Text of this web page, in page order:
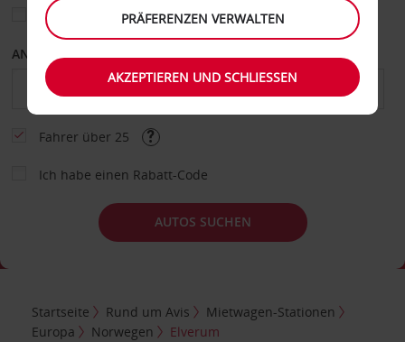
Eine andere Rückgabestation auswählen
ANFANGSDATUM
Fahrer über 25
Ich habe einen Rabatt-Code
AUTOS SUCHEN
Startseite Rund um Avis
Mietwagen-Stationen
Europa
Norwegen Elverum
PRÄFERENZEN VERWALTEN
AKZEPTIEREN UND SCHLIESSEN